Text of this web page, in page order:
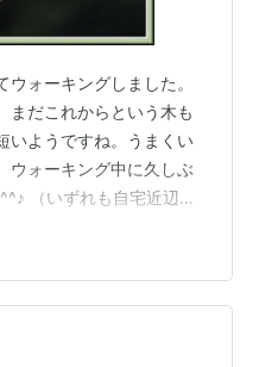
ォーキングしました。
まだこれからという木も
いようですね。うまくい
ウォーキング中に久しぶ
（いずれも自宅近辺で